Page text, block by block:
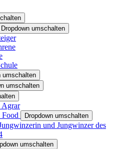
Dropdown umschalten
umschalten
umschalten
Agrar
Food
Dropdown umschalten
und Jungwinzer des
umschalten